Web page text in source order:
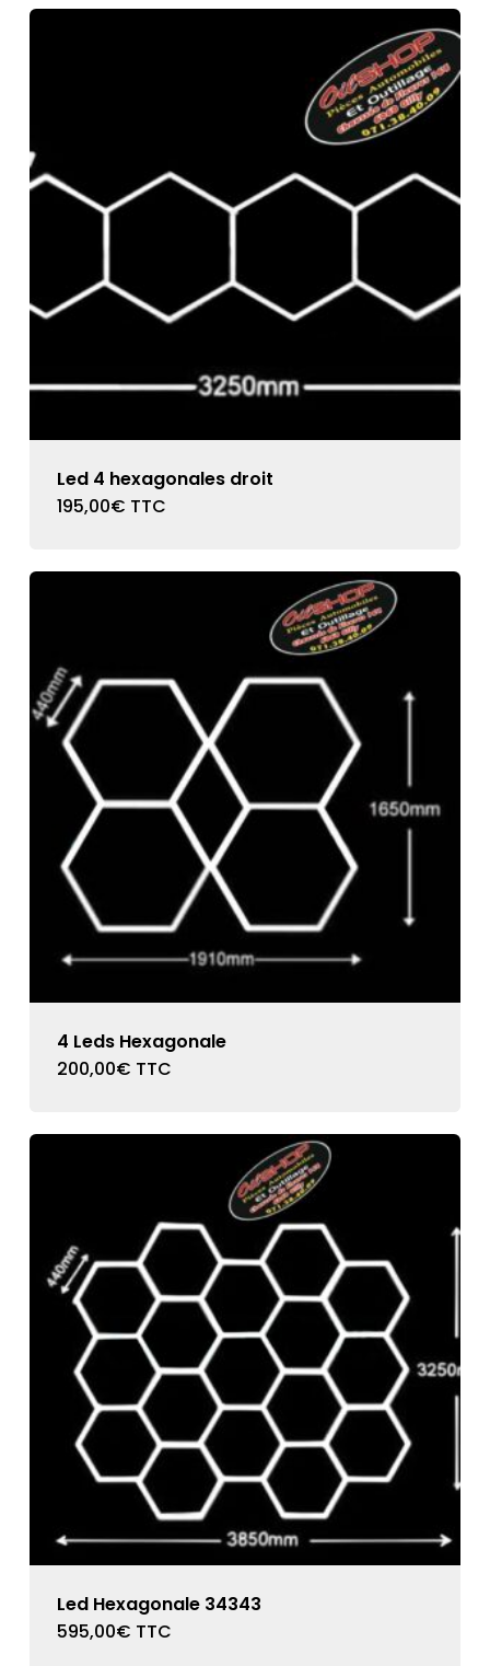
Led 4 hexagonales droit
195,00€ TTC
4 Leds Hexagonale
200,00€ TTC
Led Hexagonale 34343
595,00€ TTC